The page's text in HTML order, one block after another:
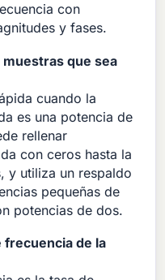
con
y fases.
que sea
cuando la
es una potencia de
rellenar
con ceros hasta la
y utiliza un respaldo
pequeñas de
potencias de dos.
frecuencia de la